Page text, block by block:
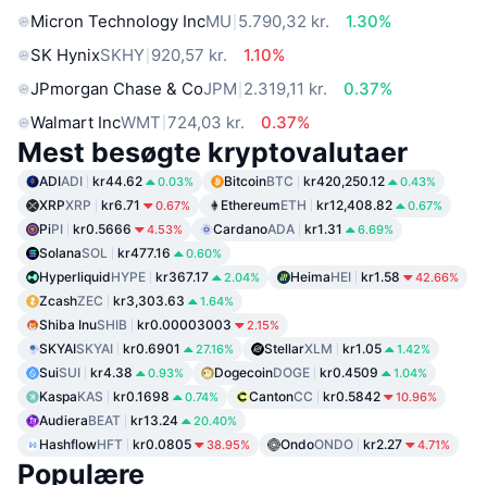
Micron Technology IncMU 5.790,32 kr.
1.30%
SK HynixSKHY 920,57 kr.
1.10%
JPmorgan Chase & CoJPM 2.319,11 kr.
0.37%
Walmart IncWMT 724,03 kr. 0.37%
Mest besøgte kryptovalutaer
ADIADI kr44.62 0.03% BitcoinBTC kr420,250.12 0.43%
XRPXRP kr6.71 0.67% EthereumETH kr12,408.82 0.67%
PiPI kr0.5666 4.53% CardanoADA kr1.31 6.69%
SolanaSOL kr477.16 0.60%
HyperliquidHYPE kr367.17 2.04% HeimaHEI kr1.58 42.66%
ZcashZEC kr3,303.63 1.64%
Shiba InuSHIB kr0.00003003 2.15%
SKYAISKYAI kr0.6901 27.16% StellarXLM kr1.05 1.42%
SuiSUI kr4.38 0.93% DogecoinDOGE kr0.4509 1.04%
KaspaKAS kr0.1698 0.74% CantonCC kr0.5842 10.96%
AudieraBEAT kr13.24 20.40%
HashflowHFT kr0.0805 38.95% OndoONDO kr2.27 4.71%
Populære